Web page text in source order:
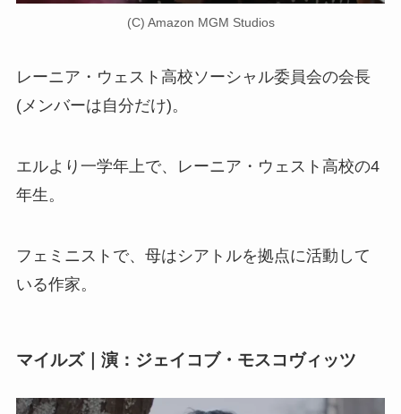
(C) Amazon MGM Studios
レーニア・ウェスト高校ソーシャル委員会の会長
(メンバーは自分だけ)。
エルより一学年上で、レーニア・ウェスト高校の4
年生。
フェミニストで、母はシアトルを拠点に活動して
いる作家。
マイルズ｜演：ジェイコブ・モスコヴィッツ